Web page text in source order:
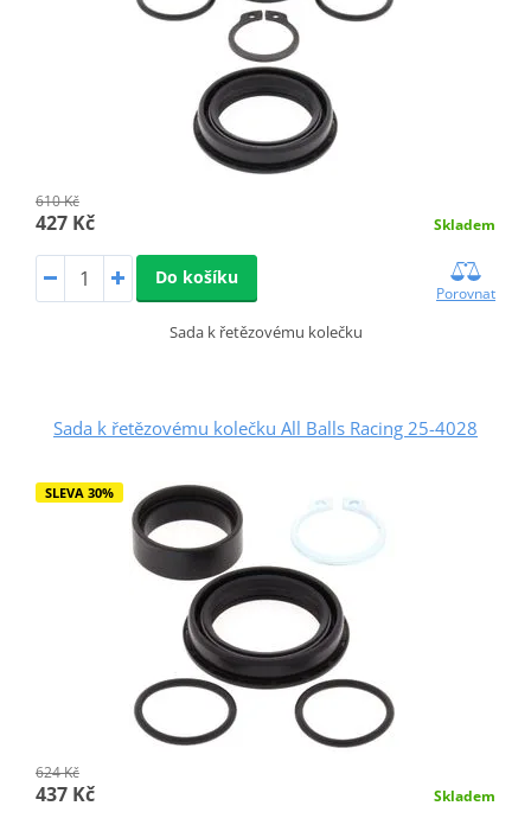
610 Kč
427 Kč Skladem
Do košíku
Porovnat
Sada k řetězovému kolečku
Sada k řetězovému kolečku All Balls Racing 25-4028
SLEVA 30%
624 Kč
437 Kč Skladem